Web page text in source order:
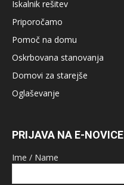
Iskalnik rešitev
Priporočamo
Pomoč na domu
Oskrbovana stanovanja
Domovi za starejše
Oglaševanje
PRIJAVA NA E-NOVICE
Ime / Name